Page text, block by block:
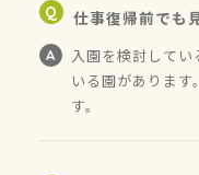
仕事復帰前でも
入園を検討して
いる園がありま
す。